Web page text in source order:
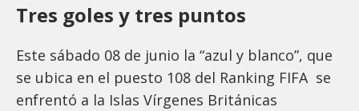
Tres goles y tres puntos
Este sábado 08 de junio la “azul y blanco”, que
se ubica en el puesto 108 del Ranking FIFA se
enfrentó a la Islas Vírgenes Británicas